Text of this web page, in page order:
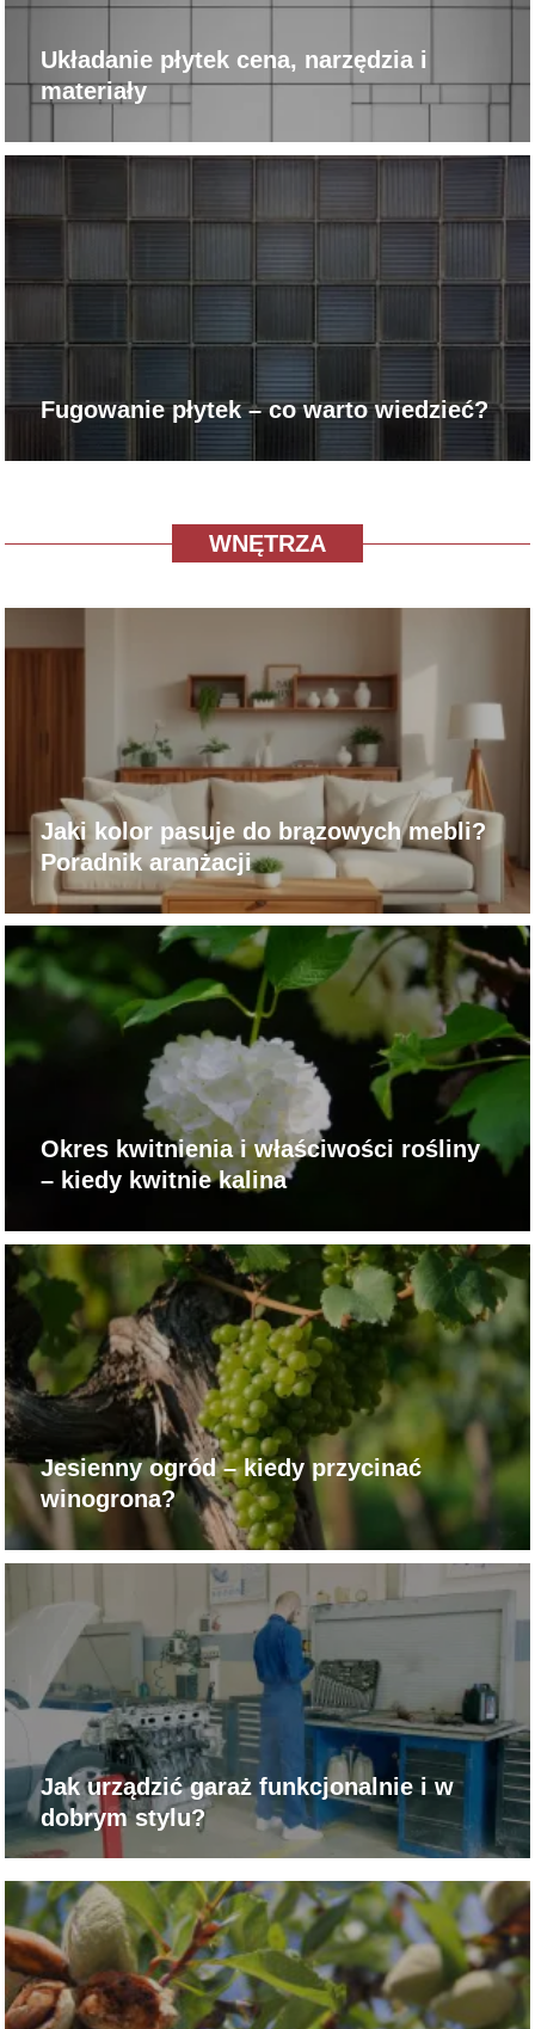
Układanie płytek cena, narzędzia i
materiały
Fugowanie płytek – co warto wiedzieć?
WNĘTRZA
Jaki kolor pasuje do brązowych mebli?
Poradnik aranżacji
Okres kwitnienia i właściwości rośliny
– kiedy kwitnie kalina
Jesienny ogród – kiedy przycinać
winogrona?
Jak urządzić garaż funkcjonalnie i w
dobrym stylu?